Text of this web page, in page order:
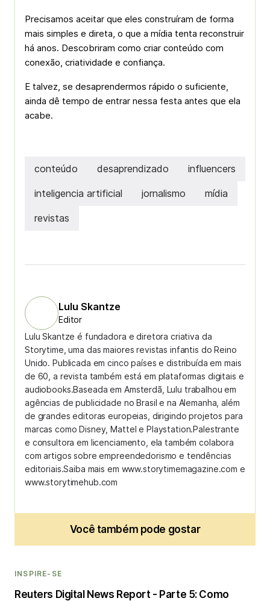
Precisamos aceitar que eles construíram de forma
mais simples e direta, o que a mídia tenta reconstruir
há anos. Descobriram como criar conteúdo com
conexão, criatividade e confiança.
E talvez, se desaprendermos rápido o suficiente,
ainda dê tempo de entrar nessa festa antes que ela
acabe.
conteúdo desaprendizado influencers
inteligencia artificial jornalismo mídia
revistas
Lulu Skantze
Editor
Lulu Skantze é fundadora e diretora criativa da
Storytime, uma das maiores revistas infantis do Reino
Unido. Publicada em cinco países e distribuída em mais
de 60, a revista também está em plataformas digitais e
audiobooks.Baseada em Amsterdã, Lulu trabalhou em
agências de publicidade no Brasil e na Alemanha, além
de grandes editoras europeias, dirigindo projetos para
marcas como Disney, Mattel e Playstation.Palestrante
e consultora em licenciamento, ela também colabora
com artigos sobre empreendedorismo e tendências
editoriais.Saiba mais em www.storytimemagazine.com e
www.storytimehub.com
Você também pode gostar
INSPIRE-SE
Reuters Digital News Report - Parte 5: Como